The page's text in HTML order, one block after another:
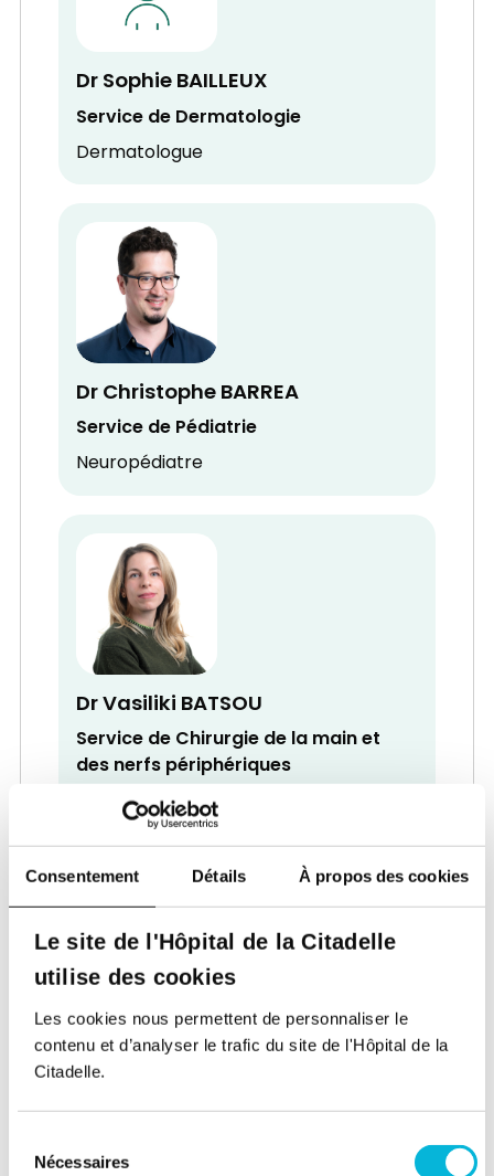
Consentement Détails À propos des cookies
Le site de l'Hôpital de la Citadelle
utilise des cookies
Les cookies nous permettent de personnaliser le
contenu et d’analyser le trafic du site de l'Hôpital de la
Citadelle.
Nécessaires
Dr Sophie BAILLEUX
Service de Dermatologie
Dermatologue
Dr Christophe BARREA
Service de Pédiatrie
Neuropédiatre
Dr Vasiliki BATSOU
Service de Chirurgie de la main et
des nerfs périphériques
Chirurgien
Dr Jacques BECKERS
Service de Cardiologie
Cardiologue